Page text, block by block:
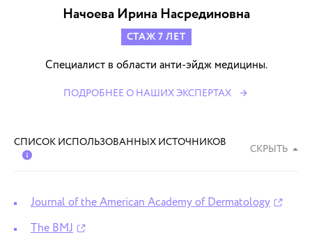
Начоева Ирина Насрединовна
СТАЖ 7 ЛЕТ
Специалист в области анти-эйдж медицины.
ПОДРОБНЕЕ О НАШИХ ЭКСПЕРТАХ
СПИСОК ИСПОЛЬЗОВАННЫХ ИСТОЧНИКОВ
СКРЫТЬ
Journal of the American Academy of Dermatology
The BMJ